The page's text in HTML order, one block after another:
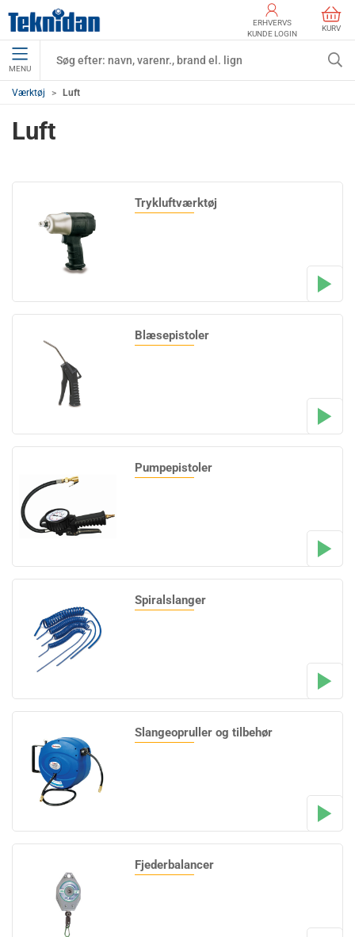
ERHVERVS
KUNDE LOGIN
KURV
MENU
Værktøj Luft
Luft
Trykluftværktøj
Blæsepistoler
Pumpepistoler
Spiralslanger
Slangeopruller og tilbehør
Fjederbalancer